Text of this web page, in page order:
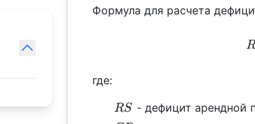
Формула для расчета
где:
RS
RS - дефицит арендной